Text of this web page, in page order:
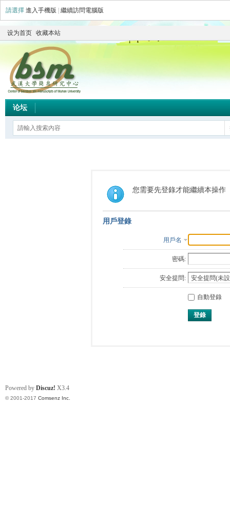
請選擇 進入手機版 繼續訪問電腦版
设为首页 收藏本站
论坛
您需要先登錄才能繼續本操作
用戶登錄
用戶名
密碼:
安全提問:
自動登錄
登錄
Powered by Discuz! X3.4
© 2001-2017 Comsenz Inc.